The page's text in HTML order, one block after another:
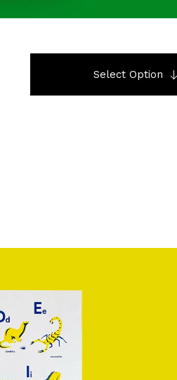
Select Option